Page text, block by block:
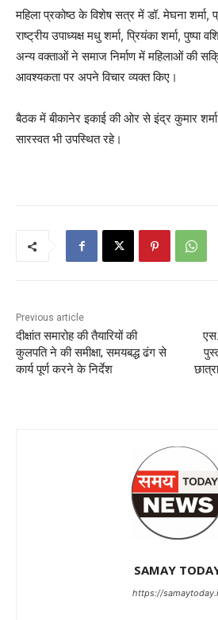
महिला प्रकोष्ठ के विशेष सत्र में डॉ. मेघना शर्मा,
राष्ट्रीय उपाध्यक्ष मधु शर्मा, प्रियंका शर्मा, पुष्पा
अन्य वक्ताओं ने समाज निर्माण में महिलाओं की
आवश्यकता पर अपने विचार व्यक्त किए।
बैठक में बीकानेर इकाई की ओर से इंद्र कुमार
सारस्वत भी उपस्थित रहे।
Previous article
दीक्षांत समारोह की तैयारियों की
कुलपति ने की समीक्षा, समयबद्ध ढंग से
कार्य पूर्ण करने के निर्देश
SAMAY
https://